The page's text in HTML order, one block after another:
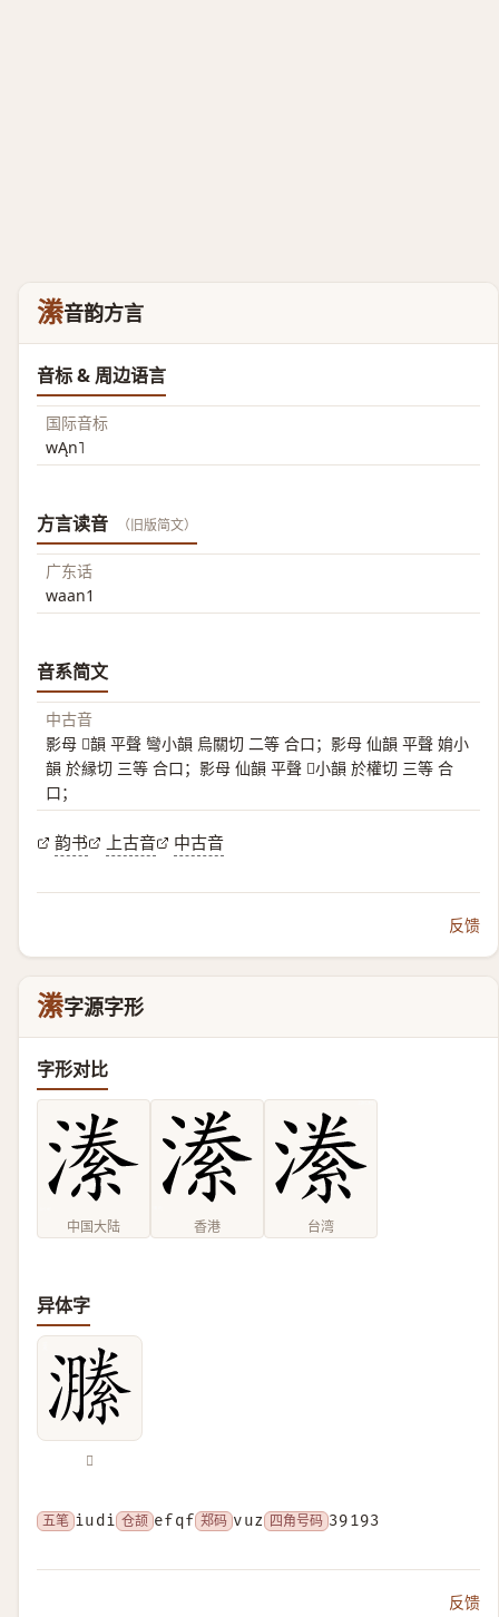
潫音韵方言
音标 & 周边语言
国际音标
wĄn˥
方言读音 （旧版简文）
广东话
waan1
音系简文
中古音
影母 𠜂韻 平聲 彎小韻 烏關切 二等 合口；影母 仙韻 平聲 姢小
韻 於縁切 三等 合口；影母 仙韻 平聲 𡣬小韻 於權切 三等 合
口；
韵书 上古音 中古音
反馈
潫字源字形
字形对比
中国大陆 香港 台湾
异体字
𤂵
五笔 iudi 仓颉 efqf 郑码 vuz 四角号码 39193
反馈